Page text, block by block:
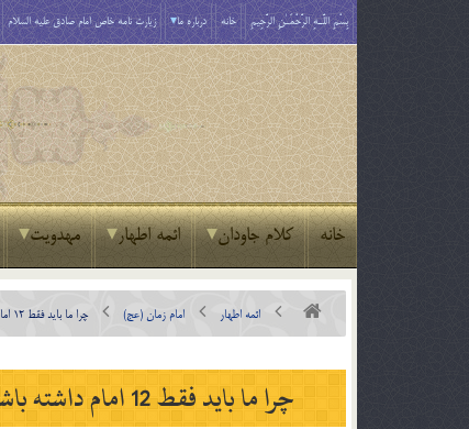
بِسْمِ اللَّـهِ الرَّحْمَـٰنِ الرَّحِيمِ خانه درباره ما زیارت نامه خاص امام صادق علیه السلام
خانه کلام جاودان ائمه اطهار مهدویت
ائمه اطهار امام زمان (عج) چرا ما باید فقط 12 امام داشته باشیم؟ در زمان امام غایب چگونه می توانیم نجات یابیم؟
چرا ما باید فقط 12 امام داشته باشیم؟ در زمان امام غایب چگونه می توانیم نجات یابیم؟